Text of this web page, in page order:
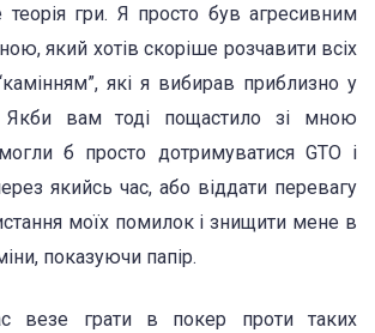
гри. Я просто був агресивним
який хотів скоріше розчавити всіх
які я вибирав приблизно у
Якби вам тоді пощастило зі мною
б просто дотримуватися GTO і
якийсь час, або віддати перевагу
моїх помилок і знищити мене в
показуючи папір.
везе грати в покер проти таких